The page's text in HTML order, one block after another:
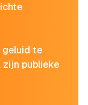
geluid te
zijn publieke